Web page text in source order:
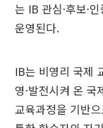
는 IB 관심·후보·
운영된다.
IB는 비영리 국제
영·발전시켜 온
교육과정을 기반